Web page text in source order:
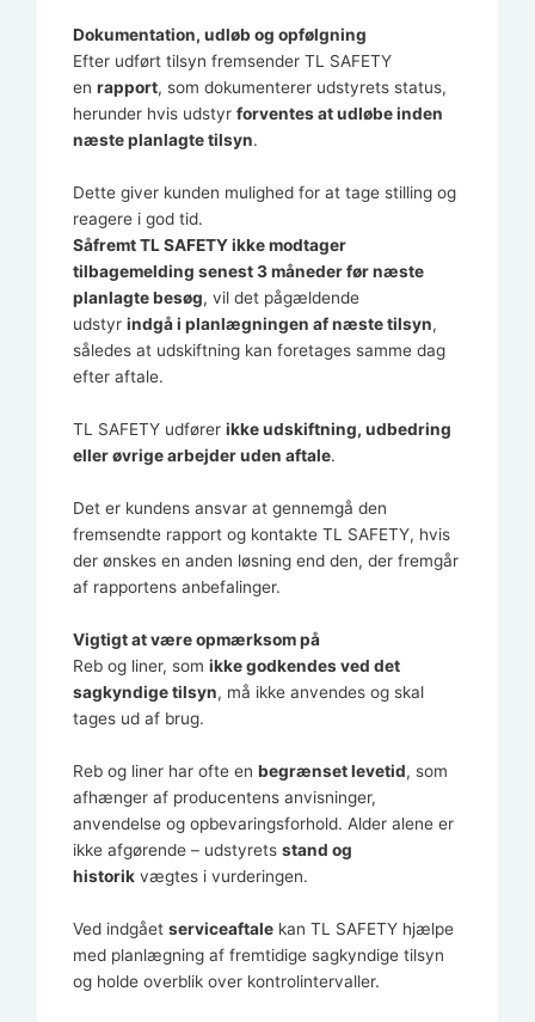
Dokumentation, udløb og opfølgning
Efter udført tilsyn fremsender TL SAFETY
en rapport, som dokumenterer udstyrets status,
herunder hvis udstyr forventes at udløbe inden
næste planlagte tilsyn.
Dette giver kunden mulighed for at tage stilling og
reagere i god tid.
Såfremt TL SAFETY ikke modtager
tilbagemelding senest 3 måneder før næste
planlagte besøg, vil det pågældende
udstyr indgå i planlægningen af næste tilsyn,
således at udskiftning kan foretages samme dag
efter aftale.
TL SAFETY udfører ikke udskiftning, udbedring
eller øvrige arbejder uden aftale.
Det er kundens ansvar at gennemgå den
fremsendte rapport og kontakte TL SAFETY, hvis
der ønskes en anden løsning end den, der fremgår
af rapportens anbefalinger.
Vigtigt at være opmærksom på
Reb og liner, som ikke godkendes ved det
sagkyndige tilsyn, må ikke anvendes og skal
tages ud af brug.
Reb og liner har ofte en begrænset levetid, som
afhænger af producentens anvisninger,
anvendelse og opbevaringsforhold. Alder alene er
ikke afgørende – udstyrets stand og
historik vægtes i vurderingen.
Ved indgået serviceaftale kan TL SAFETY hjælpe
med planlægning af fremtidige sagkyndige tilsyn
og holde overblik over kontrolintervaller.